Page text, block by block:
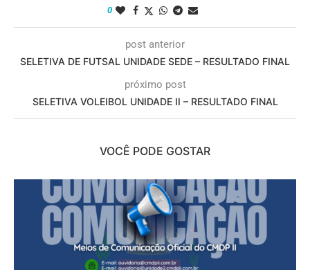
0
post anterior
SELETIVA DE FUTSAL UNIDADE SEDE – RESULTADO FINAL
próximo post
SELETIVA VOLEIBOL UNIDADE II – RESULTADO FINAL
VOCÊ PODE GOSTAR